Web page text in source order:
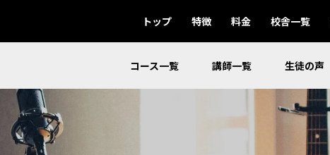
トップ 特徴 料金 校舎一覧
コース一覧 講師一覧 生徒の声